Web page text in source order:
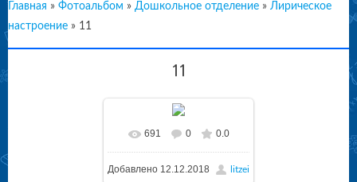
Главная » Фотоальбом » Дошкольное отделение » Лирическое
настроение » 11
11
691 0 0.0
Добавлено 12.12.2018 litzei